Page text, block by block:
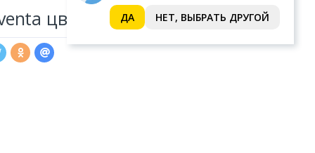
ДА НЕТ, ВЫБРАТЬ ДРУГОЙ
цвет: сухая роза (S)